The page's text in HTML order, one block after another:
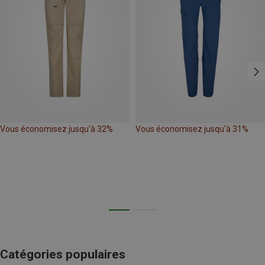
Vous économisez jusqu'à 32% Vous économisez jusqu'à 31%
Catégories populaires